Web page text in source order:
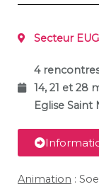
Secteur
4
14, 21 et 28
Eglise Saint
Animation :